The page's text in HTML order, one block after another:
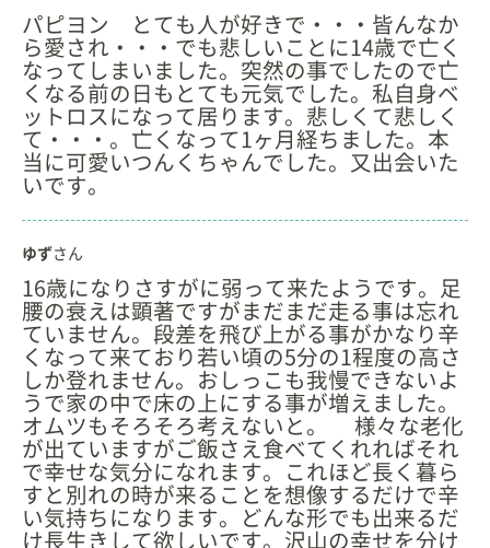
パピヨン とても人が好きで・・・皆んなか
ら愛され・・・でも悲しいことに14歳で亡く
なってしまいました。突然の事でしたので亡
くなる前の日もとても元気でした。私自身ベ
ットロスになって居ります。悲しくて悲しく
て・・・。亡くなって1ヶ月経ちました。本
当に可愛いつんくちゃんでした。又出会いた
いです。
ゆず さん
16歳になりさすがに弱って来たようです。足
腰の衰えは顕著ですがまだまだ走る事は忘れ
ていません。段差を飛び上がる事がかなり辛
くなって来ており若い頃の5分の1程度の高さ
しか登れません。おしっこも我慢できないよ
うで家の中で床の上にする事が増えました。
オムツもそろそろ考えないと。 様々な老化
が出ていますがご飯さえ食べてくれればそれ
で幸せな気分になれます。これほど長く暮ら
すと別れの時が来ることを想像するだけで辛
い気持ちになります。どんな形でも出来るだ
け長生きして欲しいです。沢山の幸せを分け